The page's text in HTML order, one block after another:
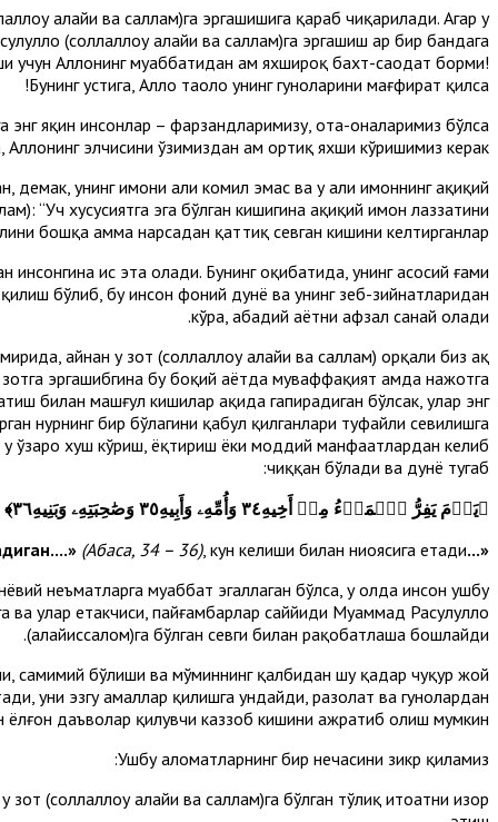
алайҳи ва саллам)га эргашишига қараб чиқарилади. Агар у
(соллаллоҳу алайҳи ва саллам)га эргашиш ҳар бир бандага
учун Аллоҳнинг муҳаббатидан ҳам яхшироқ бахт-саодат борми!
Бунинг устига, Аллоҳ таоло унинг гуноҳларини мағфират қилса!
энг яқин инсонлар – фарзандларимизу, ота-оналаримиз бўлса
Аллоҳнинг элчисини ўзимиздан ҳам ортиқ яхши кўришимиз керак.
унинг имони ҳали комил эмас ва у ҳали имоннинг ҳақиқий
“Уч хусусиятга эга бўлган кишигина ҳақиқий имон лаззатини
бошқа ҳамма нарсадан қаттиқ севган кишини келтирганлар».
ҳис эта олади. Бунинг оқибатида, унинг асосий ғами
бўлиб, бу инсон фоний дунё ва унинг зеб-зийнатларидан
кўра, абадий ҳаётни афзал санай олади.
айнан у зот (соллаллоҳу алайҳи ва саллам) орқали биз ҳақ
эргашибгина бу боқий ҳаётда муваффақият ҳамда нажотга
билан машғул кишилар ҳақида гапирадиган бўлсак, улар энг
нурнинг бир бўлагини қабул қилганлари туфайли севилишга
у ўзаро хуш кўриш, ёқтириш ёки моддий манфаатлардан келиб
чиққан бўлади ва дунё тугаб:
﴿يَوۡمَ يَفِرُّ ٱلۡمَرۡءُ مِنۡ أَخِيهِ٣٤ وَأُمِّهِۦ وَأَبِيهِ٣٥ وَصَٰحِبَتِهِۦ وَبَنِيهِ٣٦
﴾
«...киши ўз инисидан ҳам, онаси ва отасидан ҳам, хотинию, бола-чақасидан ҳам қочадиган....»
(Абаса, 34 – 36), кун келиши билан ниҳоясига етади.
неъматларга муҳаббат эгаллаган бўлса, у ҳолда инсон ушбу
улар етакчиси, пайғамбарлар саййиди Муҳаммад Расулуллоҳ
(алайҳиссалом)га бўлган севги билан рақобатлаша бошлайди.
самимий бўлиши ва мўминнинг қалбидан шу қадар чуқур жой
уни эзгу амаллар қилишга ундайди, разолат ва гуноҳлардан
ёлғон даъволар қилувчи каззоб кишини ажратиб олиш мумкин.
Ушбу аломатларнинг бир нечасини зикр қиламиз:
(соллаллоҳу алайҳи ва саллам)га бўлган тўлиқ итоатни изҳор